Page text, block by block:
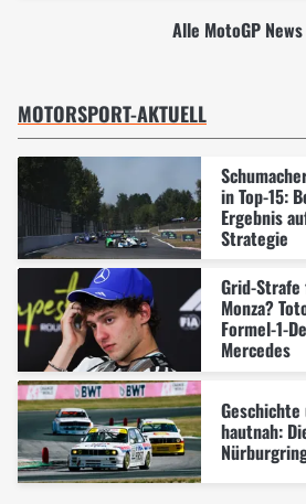
Alle MotoGP News
MOTORSPORT-AKTUELL
in Top-15:
Ergebnis
Strategie
Grid-
Monza?
Formel-1-
Mercedes
hautnah: